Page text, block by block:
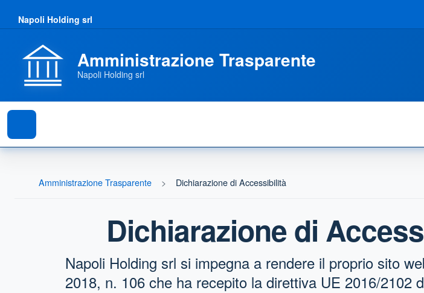
Napoli Holding srl
Amministrazione Trasparente
Napoli Holding srl
Amministrazione Trasparente Dichiarazione di Accessibilità
Dichiarazione di
Napoli Holding srl si impegna a rendere il proprio sito
2018, n. 106 che ha recepito la direttiva UE 2016/2102